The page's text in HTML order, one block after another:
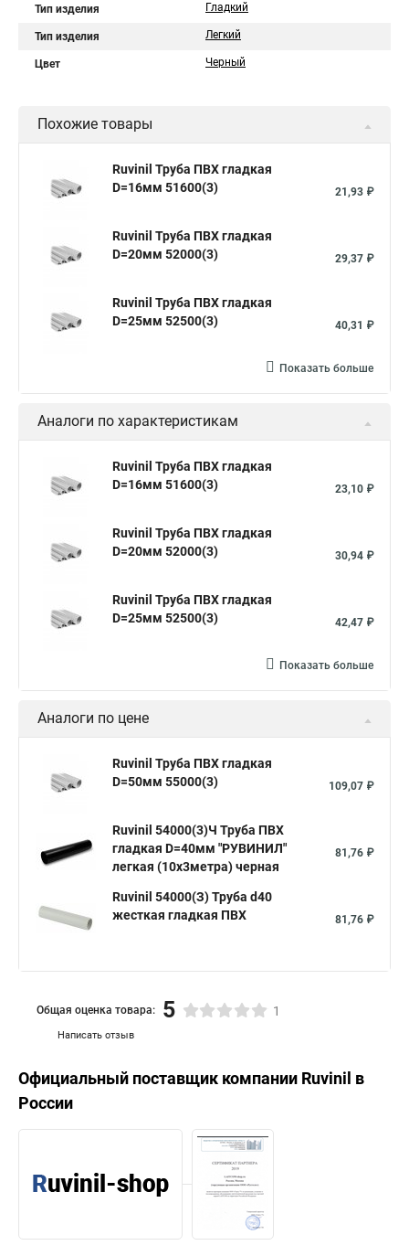
Тип изделия Гладкий
Тип изделия Легкий
Цвет Черный
Похожие товары
Ruvinil Труба ПВХ гладкая
D=16мм 51600(3)
21,93 ₽
Ruvinil Труба ПВХ гладкая
D=20мм 52000(3)
29,37 ₽
Ruvinil Труба ПВХ гладкая
D=25мм 52500(3)
40,31 ₽
Показать больше
Аналоги по характеристикам
Ruvinil Труба ПВХ гладкая
D=16мм 51600(3)
23,10 ₽
Ruvinil Труба ПВХ гладкая
D=20мм 52000(3)
30,94 ₽
Ruvinil Труба ПВХ гладкая
D=25мм 52500(3)
42,47 ₽
Показать больше
Аналоги по цене
Ruvinil Труба ПВХ гладкая
D=50мм 55000(3)
109,07 ₽
Ruvinil 54000(3)Ч Труба ПВХ
гладкая D=40мм "РУВИНИЛ"
легкая (10х3метра) черная
81,76 ₽
Ruvinil 54000(З) Труба d40
жесткая гладкая ПВХ
81,76 ₽
Написать отзыв
Общая оценка товара: 5 1
Официальный поставщик компании Ruvinil в
России